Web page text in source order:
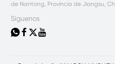
de Nantong, Provincia de Jiangsu,
Síguenos
  